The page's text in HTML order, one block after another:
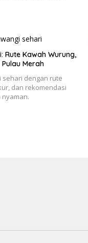
Rute Kawah Wurung,
Merah
sehari dengan rute
dan rekomendasi